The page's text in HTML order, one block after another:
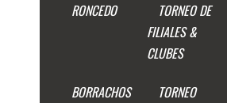
RONCEDO
TORNEO DE
FILIALES &
CLUBES
BORRACHOS
TORNEO